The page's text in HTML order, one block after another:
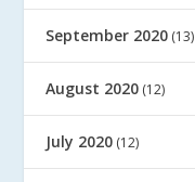
September 2020 (13)
August 2020 (12)
July 2020 (12)